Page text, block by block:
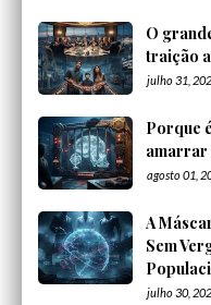
O
traição
julho 31,
Porque
amarrar
agosto 01,
A
Sem
julho 30,